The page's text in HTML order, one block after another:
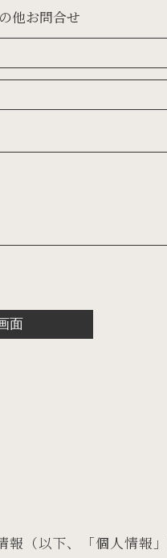
他お問合せ
（以下、「個人情報